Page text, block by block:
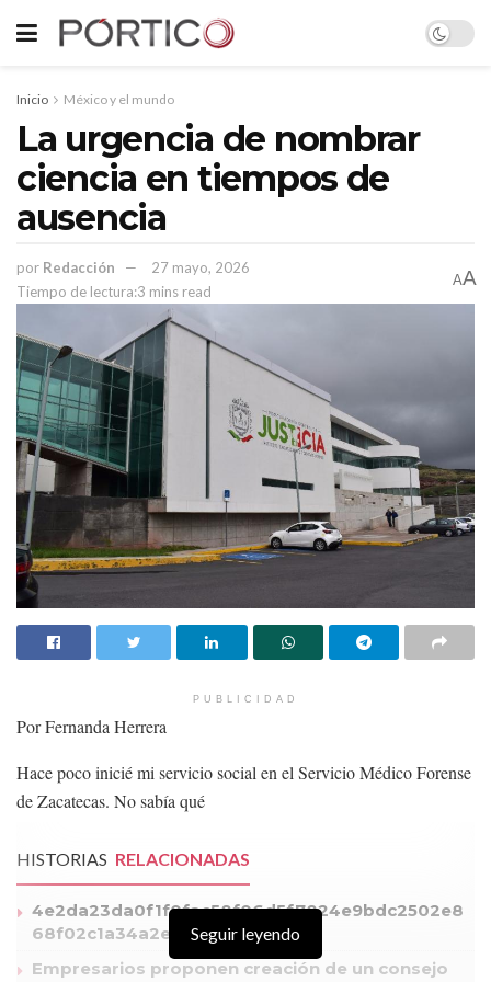
Inicio México y el mundo
La urgencia de nombrar
ciencia en tiempos de
ausencia
por Redacción
27 mayo, 2026
Tiempo de lectura:3 mins read
AA
PUBLICIDAD
Por Fernanda Herrera
Hace poco inicié mi servicio social en el Servicio Médico Forense
de Zacatecas. No sabía qué
HISTORIAS RELACIONADAS
4e2da23da0f1f0fac58f06d5f7824e9bdc2502e8
68f02c1a34a2e41bf9712cb1
Empresarios proponen creación de un consejo
Seguir leyendo